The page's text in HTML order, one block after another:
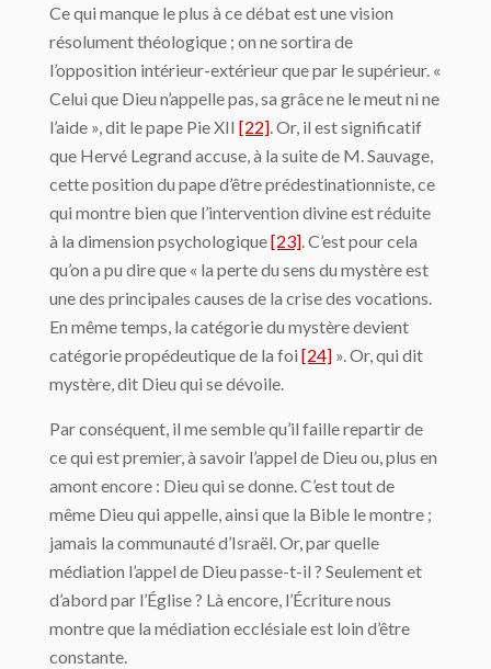
Ce qui manque le plus à ce débat est une vision
résolument théologique ; on ne sortira de
l’opposition intérieur-extérieur que par le supérieur. «
Celui que Dieu n’appelle pas, sa grâce ne le meut ni ne
l’aide », dit le pape Pie XII [22] . Or, il est significatif
que Hervé Legrand accuse, à la suite de M. Sauvage,
cette position du pape d’être prédestinationniste, ce
qui montre bien que l’intervention divine est réduite
à la dimension psychologique[23] . C’est pour cela
qu’on a pu dire que « la perte du sens du mystère est
une des principales causes de la crise des vocations.
En même temps, la catégorie du mystère devient
catégorie propédeutique de la foi [24] ». Or, qui dit
mystère, dit Dieu qui se dévoile.
Par conséquent, il me semble qu’il faille repartir de
ce qui est premier, à savoir l’appel de Dieu ou, plus en
amont encore : Dieu qui se donne. C’est tout de
même Dieu qui appelle, ainsi que la Bible le montre ;
jamais la communauté d’Israël. Or, par quelle
médiation l’appel de Dieu passe-t-il ? Seulement et
d’abord par l’Église ? Là encore, l’Écriture nous
montre que la médiation ecclésiale est loin d’être
constante.